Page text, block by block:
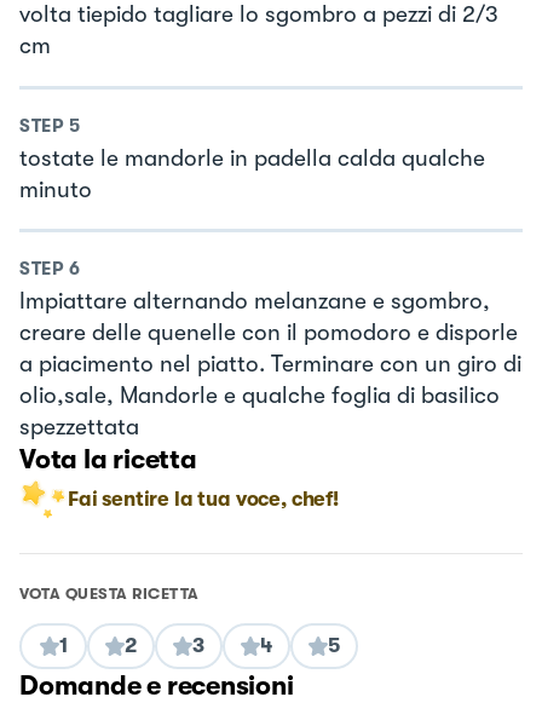
volta tiepido tagliare lo sgombro a pezzi di 2/3
cm
STEP 5
tostate le mandorle in padella calda qualche
minuto
STEP 6
Impiattare alternando melanzane e sgombro,
creare delle quenelle con il pomodoro e disporle
a piacimento nel piatto. Terminare con un giro di
olio,sale, Mandorle e qualche foglia di basilico
spezzettata
Vota la ricetta
Fai sentire la tua voce, chef!
VOTA QUESTA RICETTA
1 2 3 4 5
Domande e recensioni